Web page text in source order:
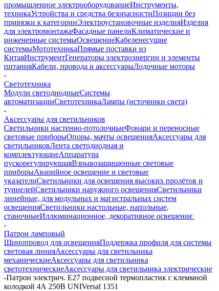
промышленное электрооборудованиеИнструменты,
техникаУстройства и средства безопасностиПозиции без
привязки к категорииЭлектроустановочные изделияИзделия
для электромонтажаФасадные панелиКлиматические и
инженерные системыОсвещениеКабеленесущие
системыМототехникаПрямые поставки из
КитаяИнструментГенераторы электроэнергии и элементы
питанияКабели, провода и аксессуарыЛодочные моторы
-
Светотехника
Модули светодиодныеСистемы
автоматизацииСветотехникаЛампы (источники света)
-
Аксессуары для светильников
Светильники настенно-потолочныеФонари и переносные
световые приборыОпоры, мачты освещенияАксессуары для
светильниковЛента светодиодная и
комплектующиеАппаратура
пускорегулирующаяВзрывозащищенные световые
приборыАварийное освещение и световые
указателиСветильники для освещения высоких пролётов и
туннелейСветильники наружного освещенияСветильники
линейные, для модульных и магистральных систем
освещенияСветильники настольные, напольные,
станочныеИллюминационное, декоративное освещение
-
Патрон ламповый
Шинопровод для освещенияПоддержка профиля для системы
световая линияАксессуары для светильника
механическиеАксессуары для светильника
светотехническиеАксессуары для светильника электрические
-Патрон электрич. E27 подвесной термопластик с клеммной
колодкой 4А 250В UNIVersal 1351